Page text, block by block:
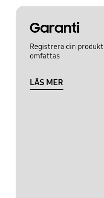
Garanti
Registrera din
omfattas
LÄS MER